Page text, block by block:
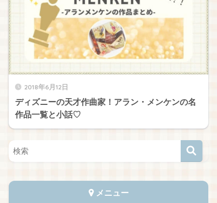
2018年6月12日
ディズニーの天才作曲家！アラン・メンケンの名
作品一覧と小話♡
メニュー